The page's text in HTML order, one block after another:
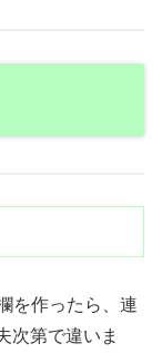
を作ったら、連
次第で違いま